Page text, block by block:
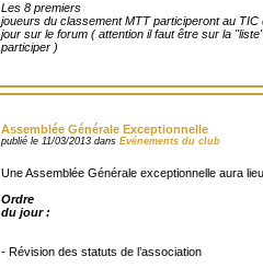
Les 8 premiers
joueurs du classement MTT participeront au TIC
jour sur le forum ( attention il faut être sur la
participer )
Assemblée Générale Exceptionnelle
publié le 11/03/2013 dans Evénements du club
Une Assemblée Générale exceptionnelle aura
Ordre
du jour :
- Révision des statuts de l’association